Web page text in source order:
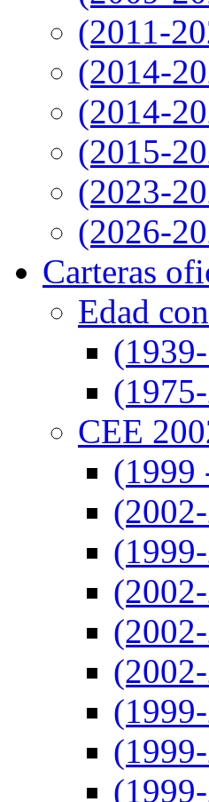
(2011-
(2014-
(2014-
(2015-
(2023-
(2026-
Carteras
Edad
CEE
(1999